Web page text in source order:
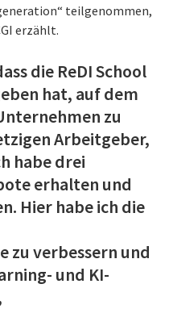
teilgenommen,
erzählt.
die ReDI School
hat, auf dem
zu
Arbeitgeber,
habe drei
erhalten und
Hier habe ich die
zu verbessern und
und KI-